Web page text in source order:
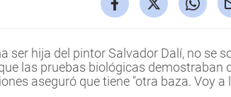
ser hija del pintor Salvador Dalí, no se
las pruebas biológicas demostraban
aseguró que tiene "otra baza. Voy a